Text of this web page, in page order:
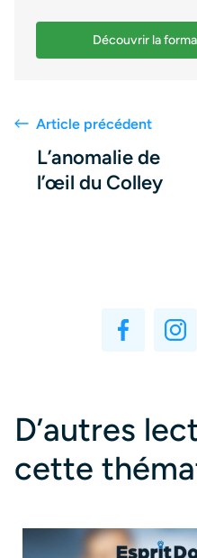
Découvrir la
Article précédent
L’anomalie de
l’œil du Colley
D’autres
cette